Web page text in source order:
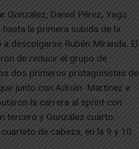
González, Daniel Pérez, Yago
la primera subida de la
descolgarse Rubén Miranda. El
de reducir el grupo de
dos primeros protagonistas de
junto con Adrián Martínez e
la carrera al sprint con
tercero y González cuarto.
de cabeza, en la 9 y 10